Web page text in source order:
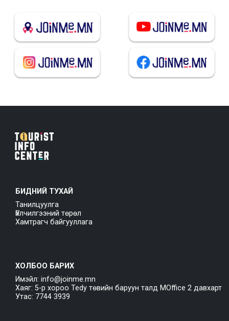
БИДНИЙ ТУХАЙ
Танилцуулга
Үйлчилгээний төрөл
Хамтрагч байгууллага
ХОЛБОО БАРИХ
Имэйл: info@joinme.mn
Хаяг: 5-р хороо Tedy төвийн баруун талд MOffice 2 давхарт
Утас: 7744 3939